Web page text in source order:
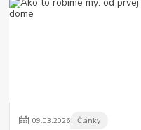
09.03.2026 Články